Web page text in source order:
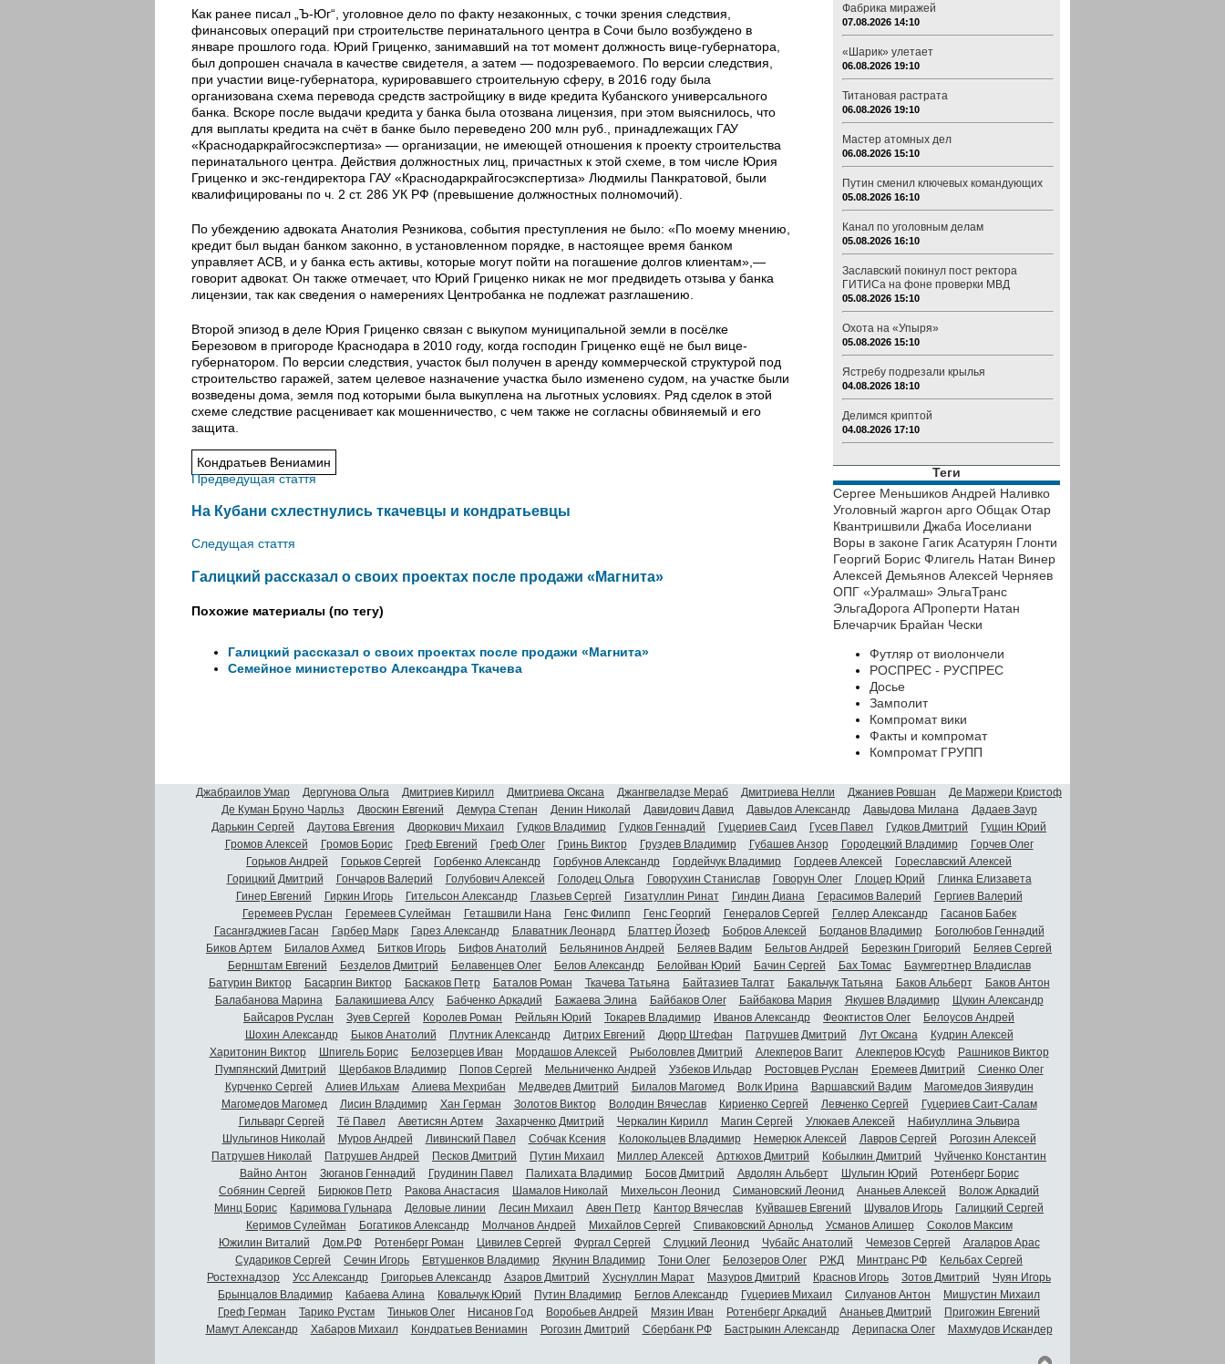
Как ранее писал „Ъ-Юг“, уголовное дело по факту незаконных, с точки зрения следствия,
финансовых операций при строительстве перинатального центра в Сочи было возбуждено в
январе прошлого года. Юрий Гриценко, занимавший на тот момент должность вице-губернатора,
был допрошен сначала в качестве свидетеля, а затем — подозреваемого. По версии следствия,
при участии вице-губернатора, курировавшего строительную сферу, в 2016 году была
организована схема перевода средств застройщику в виде кредита Кубанского универсального
банка. Вскоре после выдачи кредита у банка была отозвана лицензия, при этом выяснилось, что
для выплаты кредита на счёт в банке было переведено 200 млн руб., принадлежащих ГАУ
«Краснодаркрайгосэкспертиза» — организации, не имеющей отношения к проекту строительства
перинатального центра. Действия должностных лиц, причастных к этой схеме, в том числе Юрия
Гриценко и экс-гендиректора ГАУ «Краснодаркрайгосэкспертиза» Людмилы Панкратовой, были
квалифицированы по ч. 2 ст. 286 УК РФ (превышение должностных полномочий).
По убеждению адвоката Анатолия Резникова, события преступления не было: «По моему мнению,
кредит был выдан банком законно, в установленном порядке, в настоящее время банком
управляет АСВ, и у банка есть активы, которые могут пойти на погашение долгов клиентам»,—
говорит адвокат. Он также отмечает, что Юрий Гриценко никак не мог предвидеть отзыва у банка
лицензии, так как сведения о намерениях Центробанка не подлежат разглашению.
Второй эпизод в деле Юрия Гриценко связан с выкупом муниципальной земли в посёлке
Березовом в пригороде Краснодара в 2010 году, когда господин Гриценко ещё не был вице-
губернатором. По версии следствия, участок был получен в аренду коммерческой структурой под
строительство гаражей, затем целевое назначение участка было изменено судом, на участке были
возведены дома, земля под которыми была выкуплена на льготных условиях. Ряд сделок в этой
схеме следствие расценивает как мошенничество, с чем также не согласны обвиняемый и его
защита.
Кондратьев Вениамин
Предведущая стаття
На Кубани схлестнулись ткачевцы и кондратьевцы
Следущая стаття
Галицкий рассказал о своих проектах после продажи «Магнита»
Похожие материалы (по тегу)
Галицкий рассказал о своих проектах после продажи «Магнита»
Семейное министерство Александра Ткачева
Фабрика миражей
07.08.2026 14:10
«Шарик» улетает
06.08.2026 19:10
Титановая растрата
06.08.2026 19:10
Мастер атомных дел
06.08.2026 15:10
Путин сменил ключевых командующих
05.08.2026 16:10
Канал по уголовным делам
05.08.2026 16:10
Заславский покинул пост ректора
ГИТИСа на фоне проверки МВД
05.08.2026 15:10
Охота на «Упыря»
05.08.2026 15:10
Ястребу подрезали крылья
04.08.2026 18:10
Делимся криптой
04.08.2026 17:10
Теги
Сергее Меньшиков Андрей Наливко
Уголовный жаргон арго Общак Отар
Квантришвили Джаба Иоселиани
Воры в законе Гагик Асатурян Глонти
Георгий Борис Флигель Натан Винер
Алексей Демьянов Алексей Черняев
ОПГ «Уралмаш» ЭльгаТранс
ЭльгаДорога АПроперти Натан
Блечарчик Брайан Чески
Футляр от виолончели
РОСПРЕС - РУСПРЕС
Досье
Замполит
Компромат вики
Факты и компромат
Компромат ГРУПП
Джабраилов Умар Дергунова Ольга Дмитриев Кирилл Дмитриева Оксана Джангвеладзе Мераб Дмитриева Нелли Джаниев Ровшан
Де Маржери Кристоф
Де Куман Бруно Чарльз
Двоскин Евгений Демура Степан Денин Николай Давидович Давид Давыдов Александр Давыдова Милана
Дадаев Заур
Дарькин Сергей
Даутова Евгения Дворкович Михаил Гудков Владимир Гудков Геннадий Гуцериев Саид Гусев Павел Гудков Дмитрий
Гущин Юрий
Громов Алексей
Громов Борис Греф Евгений Греф Олег Гринь Виктор Груздев Владимир Губашев Анзор Городецкий Владимир
Горчев Олег
Горьков Андрей
Горьков Сергей Горбенко Александр Горбунов Александр Гордейчук Владимир Гордеев Алексей
Гореславский Алексей
Горицкий Дмитрий
Гончаров Валерий Голубович Алексей Голодец Ольга Говорухин Станислав Говорун Олег Глоцер Юрий
Глинка Елизавета
Гинер Евгений
Гиркин Игорь Гительсон Александр Глазьев Сергей Гизатуллин Ринат Гиндин Диана Герасимов Валерий
Гергиев Валерий
Геремеев Руслан
Геремеев Сулейман Геташвили Нана Генс Филипп Генс Георгий Генералов Сергей Геллер Александр
Гасанов Бабек
Гасангаджиев Гасан
Гарбер Марк Гарез Александр Блаватник Леонард Блаттер Йозеф Бобров Алексей Богданов Владимир
Боголюбов Геннадий
Биков Артем
Билалов Ахмед Битков Игорь Бифов Анатолий Бельянинов Андрей Беляев Вадим Бельтов Андрей Березкин Григорий
Беляев Сергей
Бернштам Евгений
Безделов Дмитрий Белавенцев Олег Белов Александр Белойван Юрий Бачин Сергей Бах Томас
Баумгертнер Владислав
Батурин Виктор
Басаргин Виктор Баскаков Петр Баталов Роман Ткачева Татьяна Байтазиев Талгат Бакальчук Татьяна Баков Альберт
Баков Антон
Балабанова Марина
Балакишиева Алсу Бабченко Аркадий Бажаева Элина Байбаков Олег Байбакова Мария Якушев Владимир
Щукин Александр
Байсаров Руслан
Зуев Сергей Королев Роман Рейльян Юрий Токарев Владимир Иванов Александр Феоктистов Олег
Белоусов Андрей
Шохин Александр
Быков Анатолий Плутник Александр Дитрих Евгений Дюрр Штефан Патрушев Дмитрий Лут Оксана
Кудрин Алексей
Харитонин Виктор
Шпигель Борис Белозерцев Иван Мордашов Алексей Рыболовлев Дмитрий Алекперов Вагит Алекперов Юсуф
Рашников Виктор
Пумпянский Дмитрий
Щербаков Владимир Попов Сергей Мельниченко Андрей Узбеков Ильдар Ростовцев Руслан Еремеев Дмитрий
Сиенко Олег
Курченко Сергей
Алиев Ильхам Алиева Мехрибан Медведев Дмитрий Билалов Магомед Волк Ирина Варшавский Вадим
Магомедов Зиявудин
Магомедов Магомед
Лисин Владимир Хан Герман Золотов Виктор Володин Вячеслав Кириенко Сергей Левченко Сергей
Гуцериев Саит-Салам
Гильварг Сергей
Тё Павел Аветисян Артем Захарченко Дмитрий Черкалин Кирилл Магин Сергей Улюкаев Алексей
Набиуллина Эльвира
Шульгинов Николай
Муров Андрей Ливинский Павел Собчак Ксения Колокольцев Владимир Немерюк Алексей Лавров Сергей
Рогозин Алексей
Патрушев Николай
Патрушев Андрей Песков Дмитрий Путин Михаил Миллер Алексей Артюхов Дмитрий Кобылкин Дмитрий
Чуйченко Константин
Вайно Антон
Зюганов Геннадий Грудинин Павел Палихата Владимир Босов Дмитрий Авдолян Альберт Шульгин Юрий
Ротенберг Борис
Собянин Сергей
Бирюков Петр Ракова Анастасия Шамалов Николай Михельсон Леонид Симановский Леонид Ананьев Алексей
Волож Аркадий
Минц Борис
Каримова Гульнара Деловые линии Лесин Михаил Авен Петр Кантор Вячеслав Куйвашев Евгений Шувалов Игорь
Галицкий Сергей
Керимов Сулейман
Богатиков Александр Молчанов Андрей Михайлов Сергей Спиваковский Арнольд Усманов Алишер
Соколов Максим
Южилин Виталий
Дом.РФ Ротенберг Роман Цивилев Сергей Фургал Сергей Слуцкий Леонид Чубайс Анатолий Чемезов Сергей
Агаларов Арас
Судариков Сергей
Сечин Игорь Евтушенков Владимир Якунин Владимир Тони Олег Белозеров Олег РЖД Минтранс РФ
Кельбах Сергей
Ростехнадзор
Усс Александр Григорьев Александр Азаров Дмитрий Хуснуллин Марат Мазуров Дмитрий Краснов Игорь Зотов Дмитрий
Чуян Игорь
Брынцалов Владимир
Кабаева Алина Ковальчук Юрий Путин Владимир Беглов Александр Гуцериев Михаил Силуанов Антон
Мишустин Михаил
Греф Герман
Тарико Рустам Тиньков Олег Нисанов Год Воробьев Андрей Мязин Иван Ротенберг Аркадий Ананьев Дмитрий
Пригожин Евгений
Мамут Александр
Хабаров Михаил Кондратьев Вениамин Рогозин Дмитрий Сбербанк РФ Бастрыкин Александр Дерипаска Олег Махмудов Искандер